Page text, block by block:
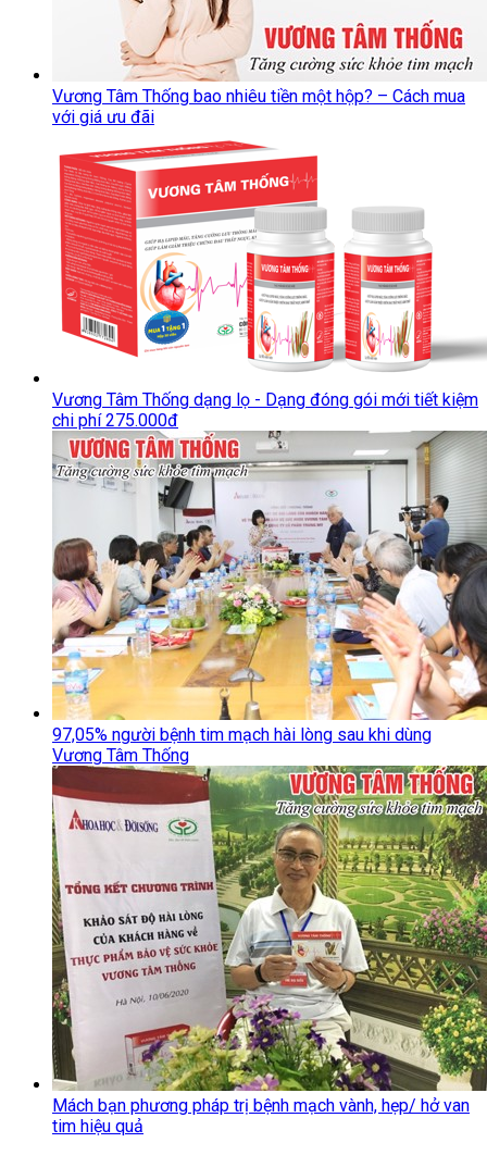
Vương Tâm Thống bao nhiêu tiền một hộp? – Cách mua
với giá ưu đãi
Vương Tâm Thống dạng lọ - Dạng đóng gói mới tiết kiệm
chi phí 275.000đ
97,05% người bệnh tim mạch hài lòng sau khi dùng
Vương Tâm Thống
Mách bạn phương pháp trị bệnh mạch vành, hẹp/ hở van
tim hiệu quả